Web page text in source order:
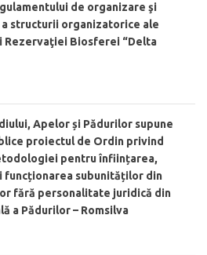
de organizare şi
structurii organizatorice ale
Rezervaţiei Biosferei “Delta
Apelor și Pădurilor supune
proiectul de Ordin privind
pentru înființarea,
funcționarea subunităților din
fără personalitate juridică din
a Pădurilor – Romsilva